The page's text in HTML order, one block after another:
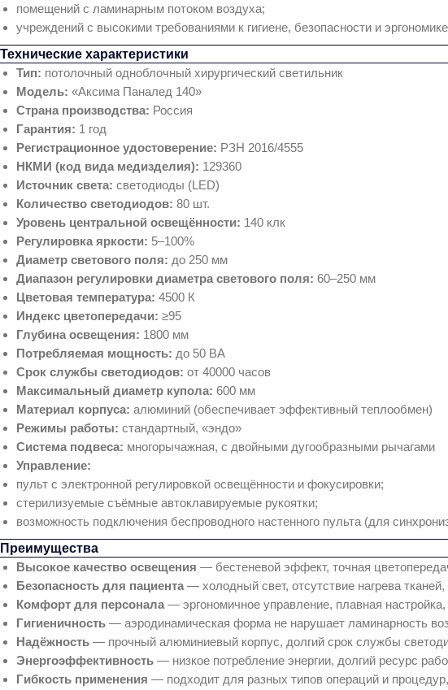
помещений с ламинарным потоком воздуха;
учреждений с высокими требованиями к гигиене, безопасности и
Технические характеристики
Тип: потолочный одноблочный хирургический светильник
Модель: «Аксима Паналед 140»
Страна производства: Россия
Гарантия: 1 год
Регистрационное удостоверение: РЗН 2016/4555
НКМИ (код вида медизделия): 129360
Источник света: светодиоды (LED)
Количество светодиодов: 80 шт.
Уровень центральной освещённости: 140 клк
Регулировка яркости: 5–100%
Диаметр светового поля: до 250 мм
Диапазон регулировки диаметра светового поля: 60–250 мм
Цветовая температура: 4500 К
Индекс цветопередачи: ≥95
Глубина освещения: 1800 мм
Потребляемая мощность: до 50 ВА
Срок службы светодиодов: от 40000 часов
Максимальный диаметр купола: 600 мм
Материал корпуса: алюминий (обеспечивает эффективный теплообмен)
Режимы работы: стандартный, «эндо»
Система подвеса: многорычажная, с двойными дугообразными рычагами
Управление:
пульт с электронной регулировкой освещённости и фокусировки;
стерилизуемые съёмные автоклавируемые рукоятки;
возможность подключения беспроводного настенного пульта (для
Преимущества
Высокое качество освещения — бестеневой эффект, точная
Безопасность для пациента — холодный свет, отсутствие нагрева
Комфорт для персонала — эргономичное управление, плавная
Гигиеничность — аэродинамическая форма не нарушает ламинарность
Надёжность — прочный алюминиевый корпус, долгий срок службы
Энергоэффективность — низкое потребление энергии, долгий ресурс
Гибкость применения — подходит для разных типов операций и